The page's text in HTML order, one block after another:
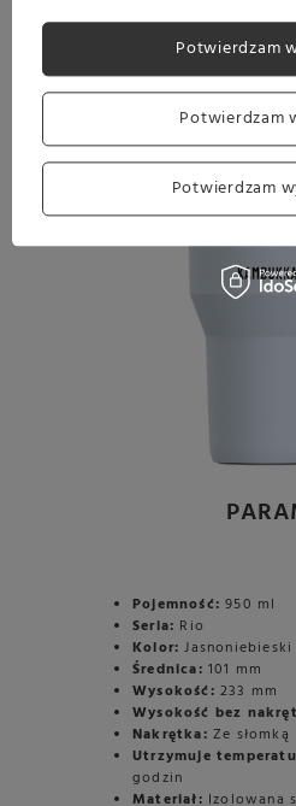
Pojemność: 950 ml
Seria: Rio
Kolor: Jasnoniebieski
Średnica: 101 mm
Wysokość: 233 mm
Wysokość bez
Nakrętka: Ze słomką
Utrzymuje
godzin
Materiał: Izolowana
Potwierdzam
Potwierdzam
Potwierdzam